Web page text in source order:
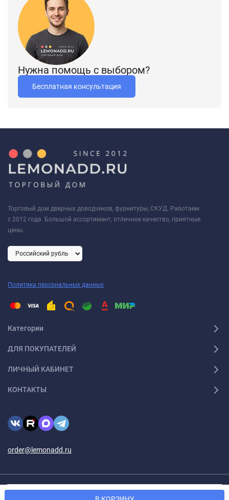
Нужна помощь с выбором?
Бесплатная консультация
Торговый дом дверных доводчиков, фурнитуры, СКУД. Работаем
с 2012 года. Большой ассортимент, отличное качество, приятные
цены.
Политика персональных данных
Категории
ДЛЯ ПОКУПАТЕЛЕЙ
ЛИЧНЫЙ КАБИНЕТ
КОНТАКТЫ
order@lemonadd.ru